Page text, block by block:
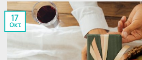
17
Οκτ